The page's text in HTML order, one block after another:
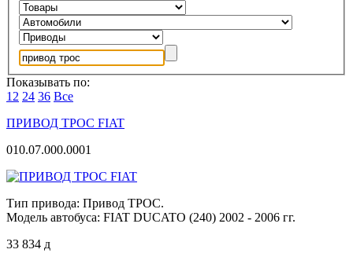
Показывать по:
12 24 36 Все
ПРИВОД ТРОС FIAT
010.07.000.0001
Тип привода: Привод ТРОС.
Модель автобуса: FIAT DUCATO (240) 2002 - 2006 гг.
33 834 д